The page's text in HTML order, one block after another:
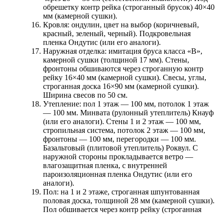
обрешетку контр рейка (строганный брусок) 40×40
мм (камерной сушки).
Кровля: ондулин, цвет на выбор (коричневый,
красный, зеленый, черный). Подкровельная
пленка Ондутис (или его аналоги).
Наружная отделка: имитация бруса класса «В»,
камерной сушки (толщиной 17 мм). Стены,
фронтоны обшиваются через строганную контр
рейку 16×40 мм (камерной сушки). Свесы, углы,
строганная доска 16×90 мм (камерной сушки).
Ширина свесов по 50 см.
Утепление: пол 1 этаж — 100 мм, потолок 1 этаж
— 100 мм. Минвата (рулонный утеплитель) Кнауф
(или его аналоги). Стены 1 и 2 этаж — 100 мм,
стропильная система, потолок 2 этаж — 100 мм,
фронтоны — 100 мм, перегородки — 100 мм.
Базальтовый (плитовой утеплитель) Роквул. С
наружной стороны прокладывается ветро —
влагозащитная пленка, с внутренней
пароизоляционная пленка Ондутис (или его
аналоги).
Пол: на 1 и 2 этаже, строганная шпунтованная
половая доска, толщиной 28 мм (камерной сушки).
Пол обшивается через контр рейку (строганная